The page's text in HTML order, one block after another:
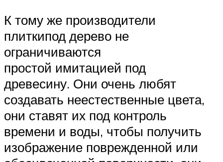
К тому же производители
плиткипод дерево не
ограничиваются
простой имитацией под
древесину. Они очень любят
создавать неестественные цвета,
они ставят их под контроль
времени и воды, чтобы получить
изображение поврежденной или